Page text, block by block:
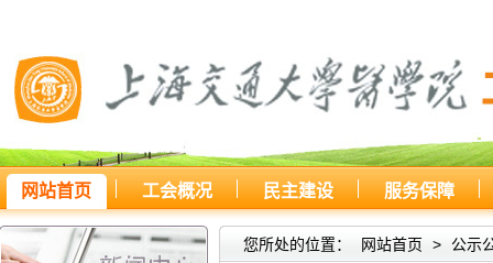
网站首页 工会概况 民主建设 服务保障
您所处的位置： 网站首页 > 公示